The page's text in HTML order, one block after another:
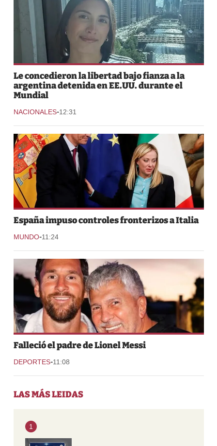
Le concedieron la libertad bajo fianza a la
argentina detenida en EE.UU. durante el
Mundial
NACIONALES-12:31
España impuso controles fronterizos a Italia
MUNDO-11:24
Falleció el padre de Lionel Messi
DEPORTES-11:08
LAS MÁS LEIDAS
1